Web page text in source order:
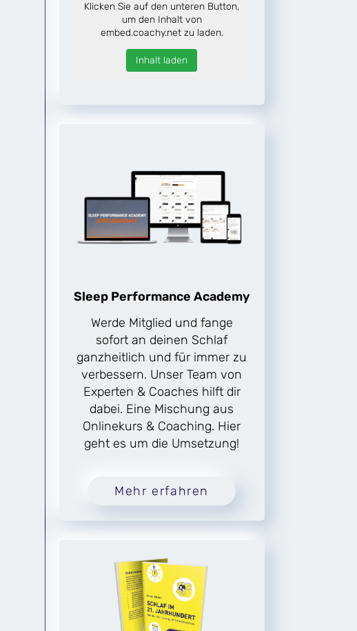
Klicken Sie auf den unteren Button,
um den Inhalt von
embed.coachy.net zu laden.
Inhalt laden
Sleep Performance Academy
Werde Mitglied und fange
sofort an deinen Schlaf
ganzheitlich und für immer zu
verbessern. Unser Team von
Experten & Coaches hilft dir
dabei. Eine Mischung aus
Onlinekurs & Coaching. Hier
geht es um die Umsetzung!
Mehr erfahren